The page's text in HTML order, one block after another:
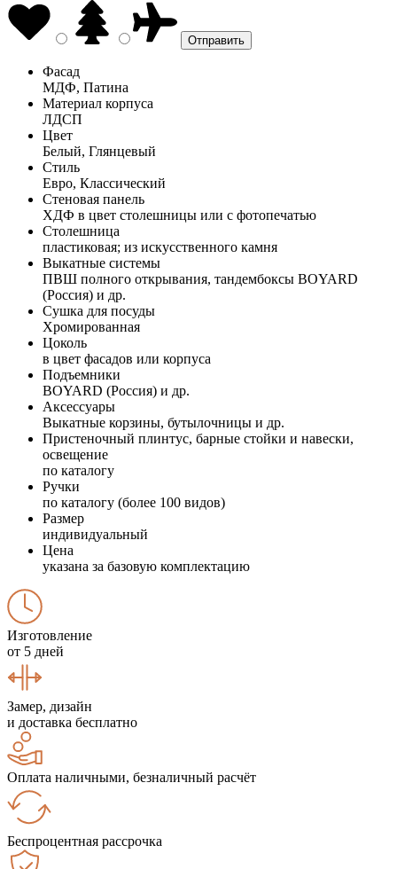
Фасад
МДФ, Патина
Материал корпуса
ЛДСП
Цвет
Белый, Глянцевый
Стиль
Евро, Классический
Стеновая панель
ХДФ в цвет столешницы или с фотопечатью
Столешница
пластиковая; из искусственного камня
Выкатные системы
ПВШ полного открывания, тандембоксы BOYARD
(Россия) и др.
Сушка для посуды
Хромированная
Цоколь
в цвет фасадов или корпуса
Подъемники
BOYARD (Россия) и др.
Аксессуары
Выкатные корзины, бутылочницы и др.
Пристеночный плинтус, барные стойки и навески,
освещение
по каталогу
Ручки
по каталогу (более 100 видов)
Размер
индивидуальный
Цена
указана за базовую комплектацию
Изготовление
от 5 дней
Замер, дизайн
и доставка бесплатно
Оплата наличными, безналичный расчёт
Беспроцентная рассрочка